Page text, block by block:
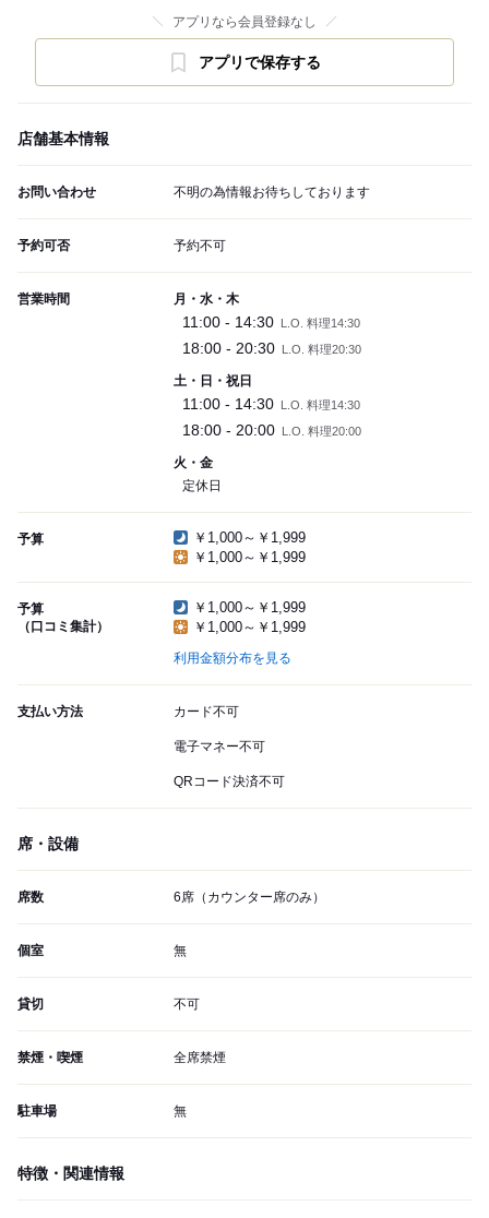
アプリなら会員登録なし
アプリで保存する
店舗基本情報
お問い合わせ 不明の為情報お待ちしております
予約可否 予約不可
営業時間 月・水・木
11:00 - 14:30 L.O. 料理14:30
18:00 - 20:30 L.O. 料理20:30
土・日・祝日
11:00 - 14:30 L.O. 料理14:30
18:00 - 20:00 L.O. 料理20:00
火・金
定休日
予算
￥1,000～￥1,999
￥1,000～￥1,999
予算
（口コミ集計）
￥1,000～￥1,999
￥1,000～￥1,999
利用金額分布を見る
支払い方法 カード不可
電子マネー不可
QRコード決済不可
席・設備
席数 6席（カウンター席のみ）
個室 無
貸切 不可
禁煙・喫煙 全席禁煙
駐車場 無
特徴・関連情報